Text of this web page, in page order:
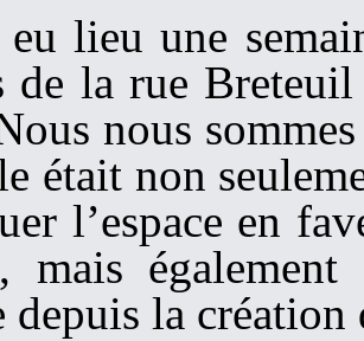
eu lieu une
de la rue Breteuil
nous
était non
l’espace en
mais
depuis la création